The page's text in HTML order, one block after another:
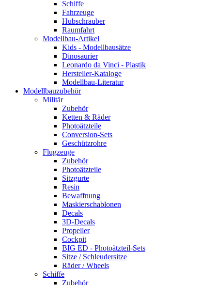
Schiffe
Fahrzeuge
Hubschrauber
Raumfahrt
Modellbau-Artikel
Kids - Modellbausätze
Dinosaurier
Leonardo da Vinci - Plastik
Hersteller-Kataloge
Modellbau-Literatur
Modellbauzubehör
Militär
Zubehör
Ketten & Räder
Photoätzteile
Conversion-Sets
Geschützrohre
Flugzeuge
Zubehör
Photoätzteile
Sitzgurte
Resin
Bewaffnung
Maskierschablonen
Decals
3D-Decals
Propeller
Cockpit
BIG ED - Photoätzteil-Sets
Sitze / Schleudersitze
Räder / Wheels
Schiffe
Zubehör